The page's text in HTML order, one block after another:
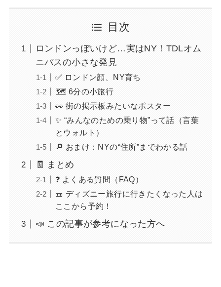
目次
ロンドンっぽいけど…実はNY！TDLオム
ニバスの小さな発見
✅ ロンドン顔、NY育ち
🗺 6分の小旅行
👀 街の掲示板みたいなポスター
✨ “みんなのための乗り物”って話（言葉
とウォルト）
🔎 おまけ：NYの“住所”までわかる話
🧾 まとめ
❓ よくある質問（FAQ）
🎫 ディズニー旅行に行きたくなった人は
ここから予約！
📣 この記事が参考になった方へ